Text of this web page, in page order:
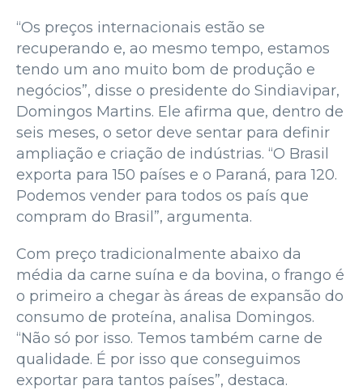
“Os preços internacionais estão se
recuperando e, ao mesmo tempo, estamos
tendo um ano muito bom de produção e
negócios”, disse o presidente do Sindiavipar,
Domingos Martins. Ele afirma que, dentro de
seis meses, o setor deve sentar para definir
ampliação e criação de indústrias. “O Brasil
exporta para 150 países e o Paraná, para 120.
Podemos vender para todos os país que
compram do Brasil”, argumenta.
Com preço tradicionalmente abaixo da
média da carne suína e da bovina, o frango é
o primeiro a chegar às áreas de expansão do
consumo de proteína, analisa Domingos.
“Não só por isso. Temos também carne de
qualidade. É por isso que conseguimos
exportar para tantos países”, destaca.